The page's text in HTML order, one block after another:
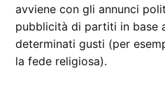
avviene con gli annunci
pubblicità di partiti in base
determinati gusti (per
la fede religiosa).